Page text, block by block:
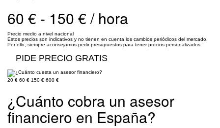
60 € - 150 € / hora
Precio medio a nivel nacional
Estos precios son indicativos y no tienen en cuenta los cambios periódicos del mercado.
Por ello, siempre aconsejamos pedir presupuestos para tener precios personalizados.
PIDE PRECIO GRATIS
20 € 60 € 150 € 600 €
¿Cuánto cobra un asesor
financiero en España?